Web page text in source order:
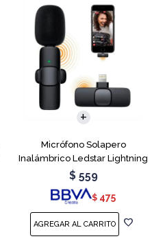
Micrófono Solapero
Inalámbrico Ledstar Lightning
$ 559
$ 475